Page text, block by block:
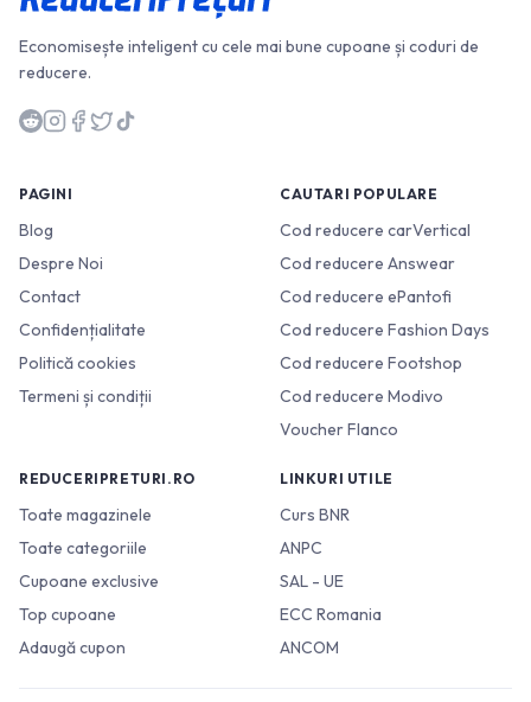
Economisește inteligent cu cele mai bune cupoane și coduri de
reducere.
PAGINI
Blog
Despre Noi
Contact
Confidențialitate
Politică cookies
Termeni și condiții
CAUTARI POPULARE
Cod reducere carVertical
Cod reducere Answear
Cod reducere ePantofi
Cod reducere Fashion Days
Cod reducere Footshop
Cod reducere Modivo
Voucher Flanco
REDUCERIPRETURI.RO
Toate magazinele
Toate categoriile
Cupoane exclusive
Top cupoane
Adaugă cupon
LINKURI UTILE
Curs BNR
ANPC
SAL - UE
ECC Romania
ANCOM